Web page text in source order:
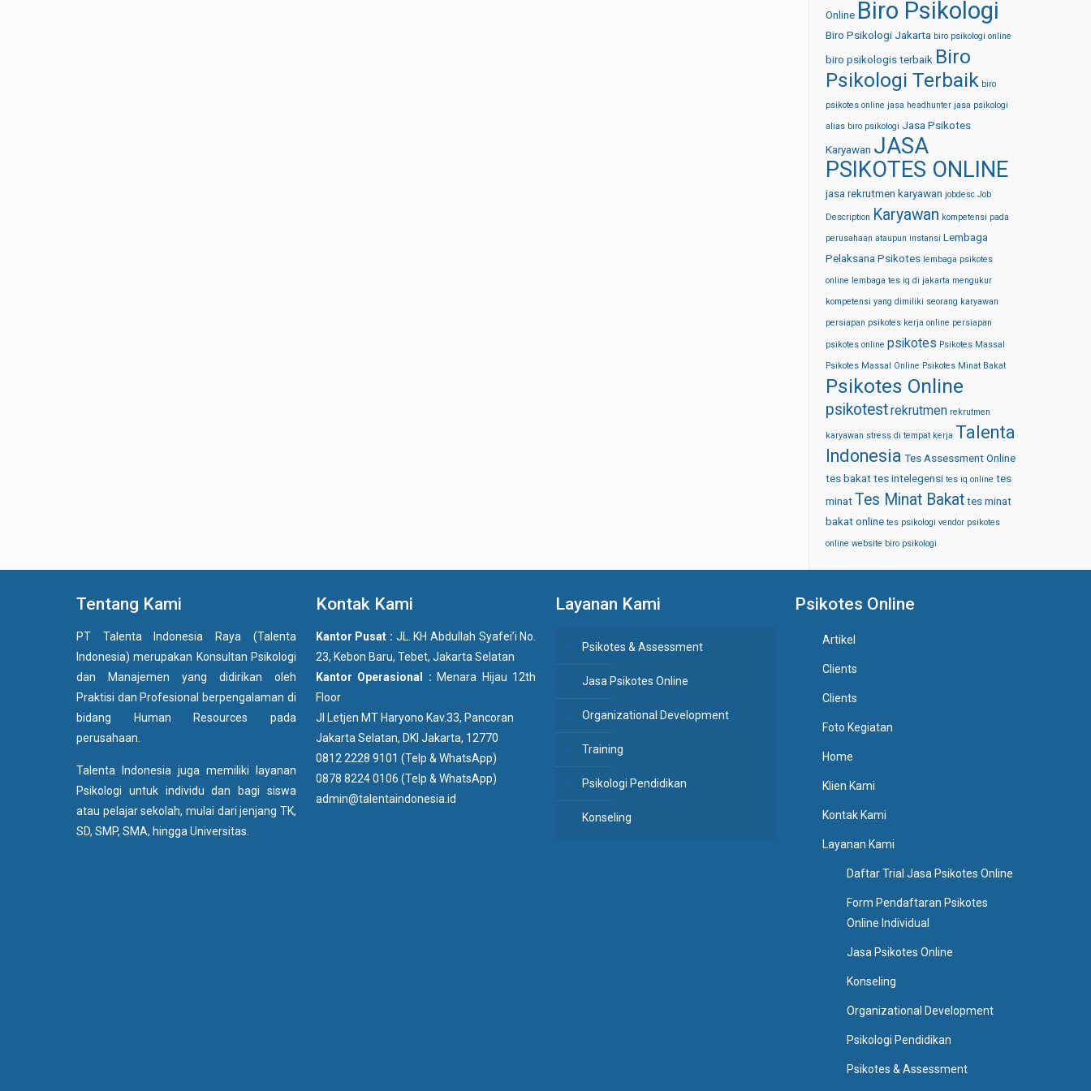
Online Biro Psikologi
Biro Psikologi Jakarta biro psikologi online
biro psikologis terbaik Biro
Psikologi Terbaik biro
psikotes online jasa headhunter jasa psikologi
alias biro psikologi Jasa Psikotes
Karyawan JASA
PSIKOTES ONLINE
jasa rekrutmen karyawan jobdesc Job
Description Karyawan kompetensi pada
perusahaan ataupun instansi Lembaga
Pelaksana Psikotes lembaga psikotes
online lembaga tes iq di jakarta mengukur
kompetensi yang dimiliki seorang karyawan
persiapan psikotes kerja online persiapan
psikotes online psikotes Psikotes Massal
Psikotes Massal Online Psikotes Minat Bakat
Psikotes Online
psikotestrekrutmen rekrutmen
karyawan stress di tempat kerja Talenta
Indonesia Tes Assessment Online
tes bakat tes intelegensi tes iq online tes
minat Tes Minat Bakat tes minat
bakat online tes psikologi vendor psikotes
online website biro psikologi
Tentang Kami
PT Talenta Indonesia Raya (Talenta
Indonesia) merupakan Konsultan Psikologi
dan Manajemen yang didirikan oleh
Praktisi dan Profesional berpengalaman di
bidang Human Resources pada
perusahaan.
Talenta Indonesia juga memiliki layanan
Psikologi untuk individu dan bagi siswa
atau pelajar sekolah, mulai dari jenjang TK,
SD, SMP, SMA, hingga Universitas.
Kontak Kami
Kantor Pusat : JL. KH Abdullah Syafei’i No.
23, Kebon Baru, Tebet, Jakarta Selatan
Kantor Operasional : Menara Hijau 12th
Floor
Jl Letjen MT Haryono Kav.33, Pancoran
Jakarta Selatan, DKI Jakarta, 12770
0812 2228 9101 (Telp & WhatsApp)
0878 8224 0106 (Telp & WhatsApp)
admin@talentaindonesia.id
Layanan Kami
Psikotes & Assessment
Jasa Psikotes Online
Organizational Development
Training
Psikologi Pendidikan
Konseling
Psikotes Online
Artikel
Clients
Clients
Foto Kegiatan
Home
Klien Kami
Kontak Kami
Layanan Kami
Daftar Trial Jasa Psikotes Online
Form Pendaftaran Psikotes
Online Individual
Jasa Psikotes Online
Konseling
Organizational Development
Psikologi Pendidikan
Psikotes & Assessment